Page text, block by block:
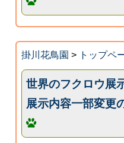
掛川花鳥園 > トップペ
世界のフクロウ展
展示内容一部変更